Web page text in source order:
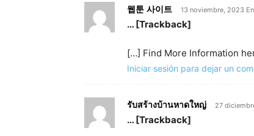
웹툰 사이트 13 noviembre, 2023
… [Trackback]
[…] Find More Information
Iniciar sesión para dejar un
รับสร้างบ้านหาดใหญ่ 27
… [Trackback]